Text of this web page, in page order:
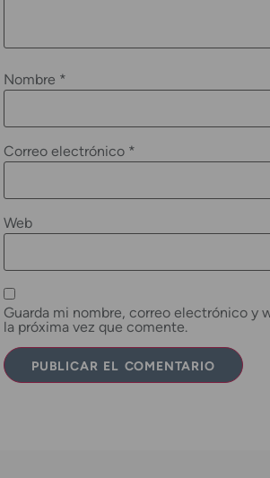
Nombre *
Correo electrónico *
Web
Guarda mi nombre, correo electrónico y
la próxima vez que comente.